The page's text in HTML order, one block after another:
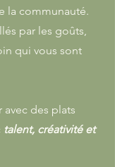
la communauté.
par les goûts,
qui vous sont
avec des plats
talent, créativité et